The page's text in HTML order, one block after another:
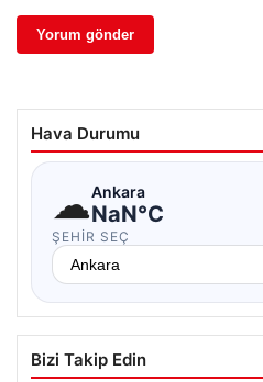
Hava Durumu
☁Ankara
NaN°C
ŞEHIR SEÇ
Bizi Takip Edin